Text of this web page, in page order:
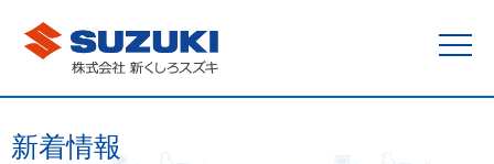
新着情報